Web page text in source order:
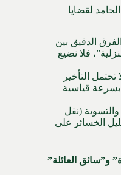
لقضايا
الدقيق بين
فلا نضيع
تحتمل التأخير
بسرعة قياسية
والتسوية (نقل
الخسائر على
و”سائق العائلة”